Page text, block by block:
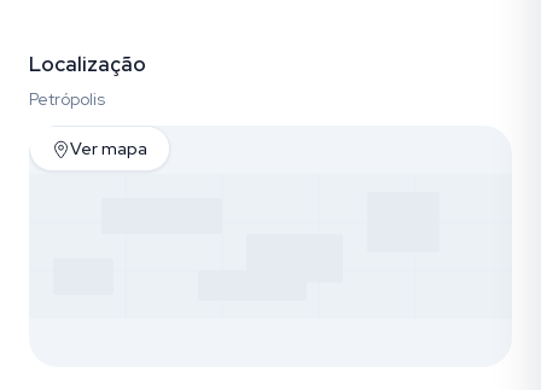
Localização
Petrópolis
Ver mapa